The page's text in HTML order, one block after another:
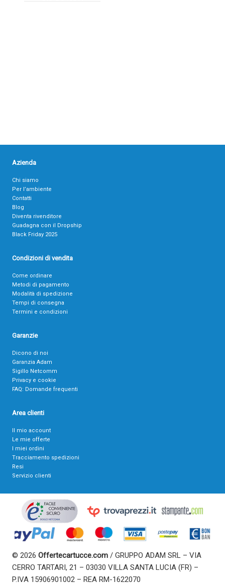
Azienda
Chi siamo
Per l’ambiente
Contatti
Blog
Diventa rivenditore
Guadagna con il Dropship
Black Friday 2025
Condizioni di vendita
Come ordinare
Metodi di pagamento
Modalità di spedizione
Tempi di consegna
Termini e condizioni
Garanzie
Dicono di noi
Garanzia Adam
Sigillo Netcomm
Privacy e cookie
FAQ: Domande frequenti
Area clienti
Il mio account
Le mie offerte
I miei ordini
Tracciamento spedizioni
Resi
Servizio clienti
© 2026 Offertecartucce.com / GRUPPO ADAM SRL – VIA
CERRO TARTARI, 21 – 03030 VILLA SANTA LUCIA (FR) –
P.IVA 15906901002 – REA RM-1622070